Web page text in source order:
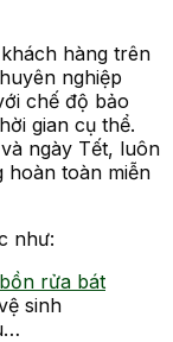
hàng trên
nghiệp
chế độ bảo
gian cụ thể.
ngày Tết, luôn
hoàn toàn miễn
như:
rửa bát
sinh